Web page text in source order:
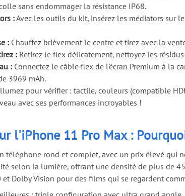
sans endommager la résistance IP68.
:Avec les outils du kit, insérez les médiators sur
: Chauffez brièvement le centre et tirez avec la
: Retirez le flex délicatement, nettoyez les
: Connectez le câble flex de l'écran Premium à la
3969 mAh.
pour vérifier : tactile, couleurs (compatible
avec ses performances incroyables !
l'iPhone 11 Pro Max :
téléphone rond et complet, avec un prix élevé qui
selon la lumière, offrant une densité de plus de
Dolby Vision pour des films qui se regardent